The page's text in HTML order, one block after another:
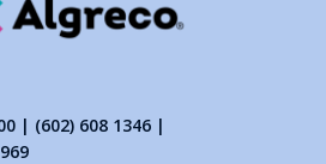
| (602) 608 1346 |